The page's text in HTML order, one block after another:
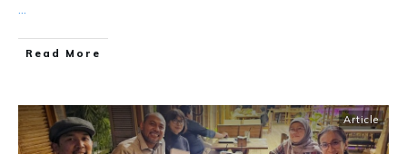
...
Read More
Article